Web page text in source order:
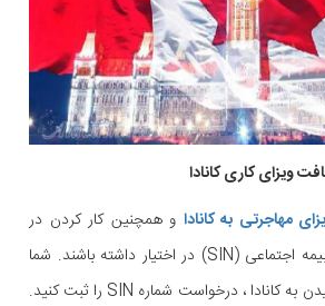
ویزای کاری کانادا
مهاجرتی به کانادا و همچنین کار کردن در
کشور کانادا باید شماره بیمه اجتماعی (SIN) در اختیار داشته باشند. شما
باید بلافاصله پس از رسیدن به کانادا ، درخواست شماره SIN را ثبت کنید.